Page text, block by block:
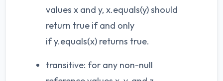
values x and y, x.equals(y) should
return true if and only
if y.equals(x) returns true.
transitive: for any non-null